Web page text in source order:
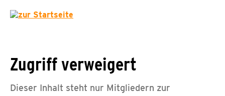
Zugriff verweigert
Dieser Inhalt steht nur Mitgliedern zur